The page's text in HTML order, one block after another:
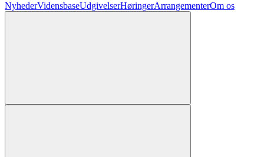
NyhederVidensbaseUdgivelserHøringerArrangementerOm os